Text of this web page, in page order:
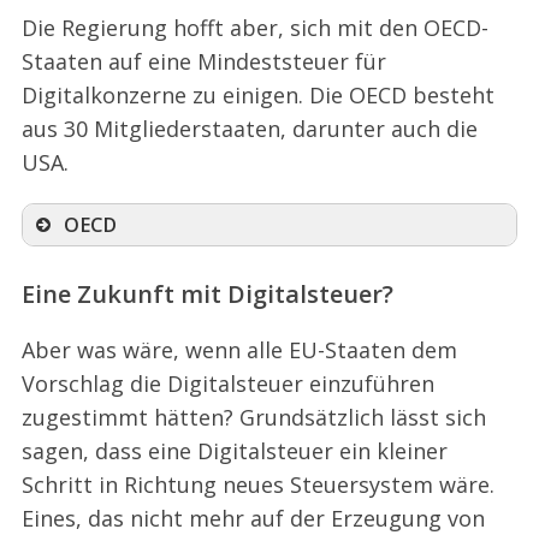
Die Regierung hofft aber, sich mit den OECD-
Staaten auf eine Mindeststeuer für
Digitalkonzerne zu einigen. Die OECD besteht
aus 30 Mitgliederstaaten, darunter auch die
USA.
OECD
Eine Zukunft mit Digitalsteuer?
Aber was wäre, wenn alle EU-Staaten dem
Vorschlag die Digitalsteuer einzuführen
zugestimmt hätten? Grundsätzlich lässt sich
sagen, dass eine Digitalsteuer ein kleiner
Schritt in Richtung neues Steuersystem wäre.
Eines, das nicht mehr auf der Erzeugung von
o
r
: